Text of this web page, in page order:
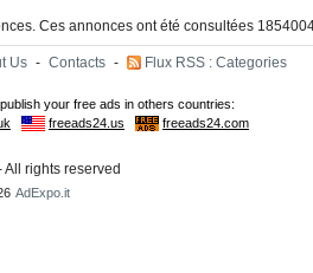
Ces annonces ont été consultées
Us - Contacts - Flux RSS : Categories
All rights reserved
AdExpo.it